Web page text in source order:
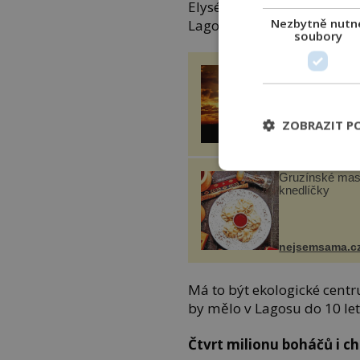
Elysées a napůl
Lagos konkurovat
Utržený kus
zastavil těsně
Gruzínské
knedlíčky
Má to být ekologické
by mělo v Lagosu do 10
Čtvrt milionu boháčů i
Nezbytně
soubory
ZOBRAZIT